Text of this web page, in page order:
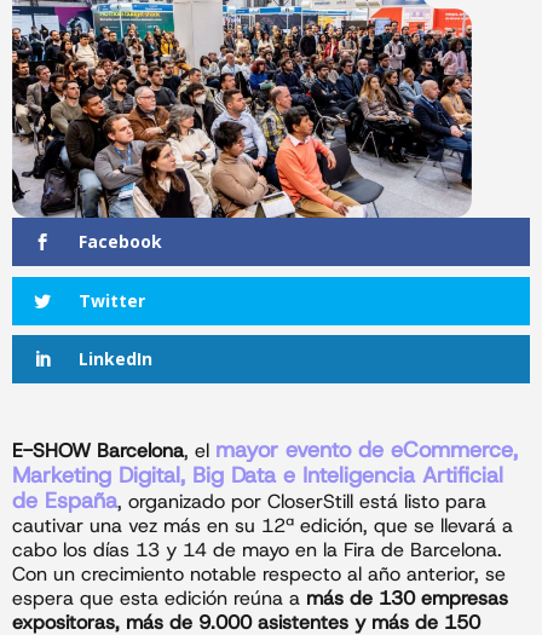
Facebook
Twitter
LinkedIn
E-SHOW Barcelona, el mayor evento de eCommerce,
Marketing Digital, Big Data e Inteligencia Artificial
de España, organizado por CloserStill está listo para
cautivar una vez más en su 12ª edición, que se llevará a
cabo los días 13 y 14 de mayo en la Fira de Barcelona.
Con un crecimiento notable respecto al año anterior, se
espera que esta edición reúna a más de 130 empresas
expositoras, más de 9.000 asistentes y más de 150